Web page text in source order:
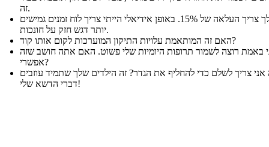
זה.
אני הולך צריך העלאה של 15%. באופן אידיאלי הייתי צריך לוח זמנים גמישים
יותר דגש חזק על חונכות.
האם זה המותאמת עלויות התיקון המוערכות לקום אותו קוד?
באמת רוצה לשמור תרופות היומיות שלי פשוט. האם אתה חושב שזה
אפשרי?
אני צריך לשלם כדי להחליף את הגדר? זה הילדים שלך שתמיד עוזבים
דברי הדשא שלי!